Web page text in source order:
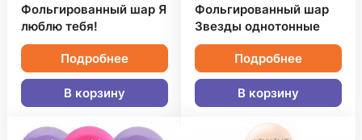
Фольгированный шар Я
люблю тебя!
Подробнее
В корзину
Фольгированный шар
Звезды однотонные
Подробнее
В корзину